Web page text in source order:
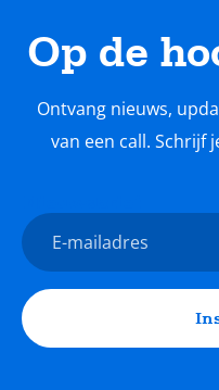
Op de
Ontvang nieuws,
van een call. Schrijf
E-
mailadres